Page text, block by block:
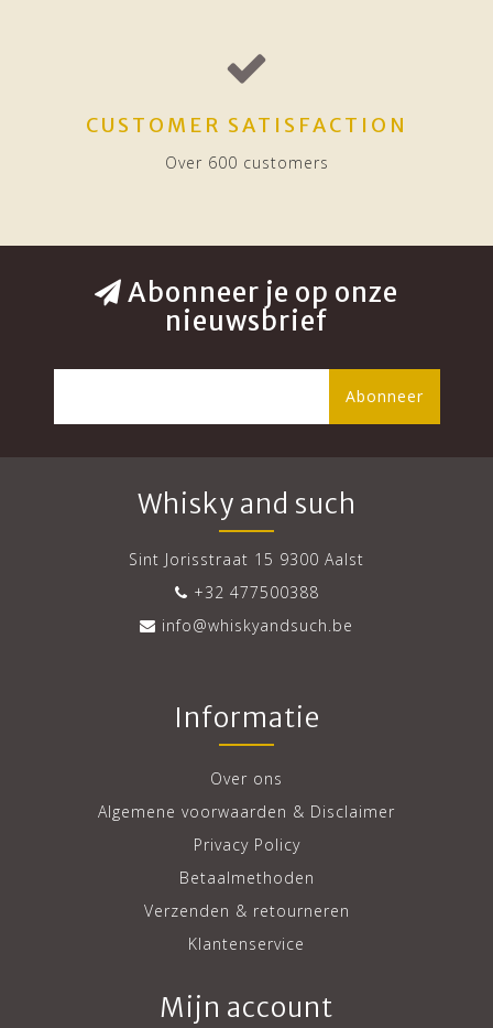
CUSTOMER SATISFACTION
Over 600 customers
Abonneer je op onze
nieuwsbrief
Abonneer
Whisky and such
Sint Jorisstraat 15 9300 Aalst
+32 477500388
info@whiskyandsuch.be
Informatie
Over ons
Algemene voorwaarden & Disclaimer
Privacy Policy
Betaalmethoden
Verzenden & retourneren
Klantenservice
Mijn account